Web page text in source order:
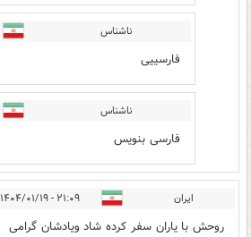
ناشناس
فارسییی
ناشناس
فارسی بنویس
ایران ۲۱:۰۹ - ۱۴۰۴/۰۱/۱۹
روحش با یاران سفر کرده شاد ویادشان گرامی